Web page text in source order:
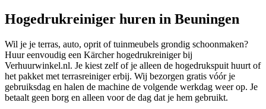
Hogedrukreiniger huren in Beuningen
Wil je je terras, auto, oprit of tuinmeubels grondig schoonmaken?
Huur eenvoudig een Kärcher hogedrukreiniger bij
Verhuurwinkel.nl. Je kiest zelf of je alleen de hogedrukspuit huurt of
het pakket met terrasreiniger erbij. Wij bezorgen gratis vóór je
gebruiksdag en halen de machine de volgende werkdag weer op. Je
betaalt geen borg en alleen voor de dag dat je hem gebruikt.